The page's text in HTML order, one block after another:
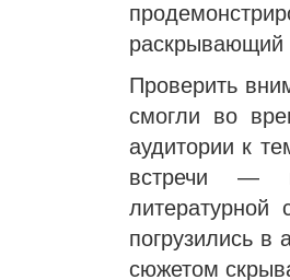
раскрывающий
Проверить
смогли во
аудитории к
встречи —
погрузились в
сюжетом